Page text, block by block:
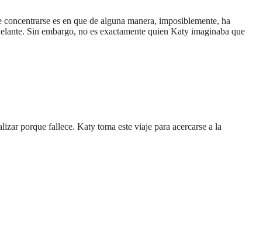
es en que de alguna manera, imposiblemente, ha
Sin embargo, no es exactamente quien Katy imaginaba que
porque fallece. Katy toma este viaje para acercarse a la